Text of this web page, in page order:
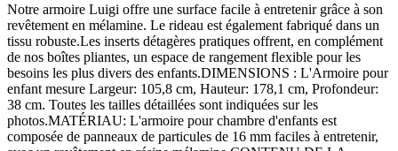
Notre armoire Luigi offre une surface facile à entretenir grâce à son
revêtement en mélamine. Le rideau est également fabriqué dans un
tissu robuste.Les inserts détagères pratiques offrent, en complément
de nos boîtes pliantes, un espace de rangement flexible pour les
besoins les plus divers des enfants.DIMENSIONS : L'Armoire pour
enfant mesure Largeur: 105,8 cm, Hauteur: 178,1 cm, Profondeur:
38 cm. Toutes les tailles détaillées sont indiquées sur les
photos.MATÉRIAU: L'armoire pour chambre d'enfants est
composée de panneaux de particules de 16 mm faciles à entretenir,